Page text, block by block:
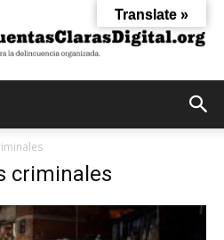
criminales
Translate »